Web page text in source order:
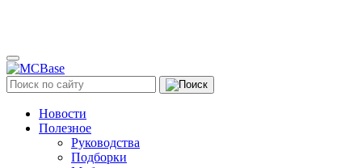
Новости
Полезное
Руководства
Подборки